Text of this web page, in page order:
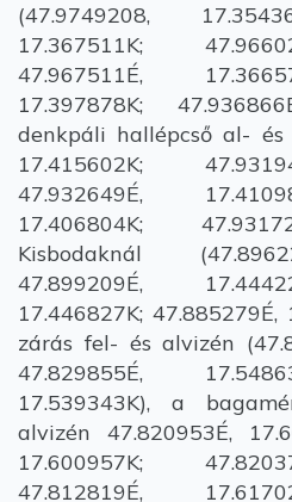
(47.9749208,
17.367511K;
47.967511É,
17.397878K;
denkpáli hallépcső al- és
17.415602K;
47.932649É,
17.406804K;
Kisbodaknál
47.899209É,
17.446827K;
zárás fel- és alvizén
47.829855É,
17.539343K), a
alvizén 47.820953É,
17.600957K;
47.812819É,